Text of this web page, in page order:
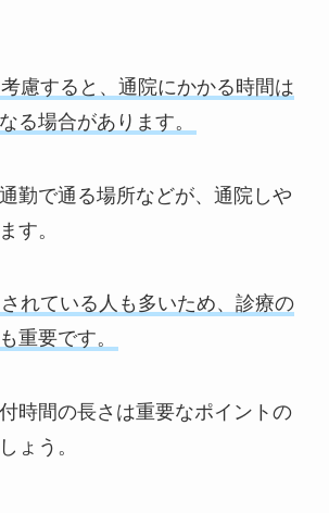
慮すると、通院にかかる時間は
る場合があります。
勤で通る場所などが、通院しや
す。
れている人も多いため、診療の
重要です。
時間の長さは重要なポイントの
ょう。